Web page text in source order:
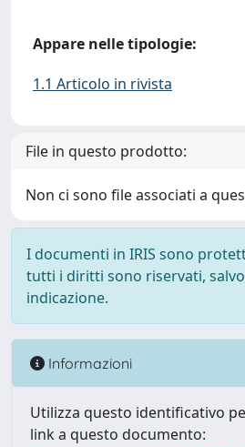
Appare nelle tipologie:
1.1 Articolo in rivista
File in questo prodotto:
Non ci sono file associati a
I documenti in IRIS sono
tutti i diritti sono riservati,
indicazione.
Informazioni
Utilizza questo identificativo
link a questo documento: